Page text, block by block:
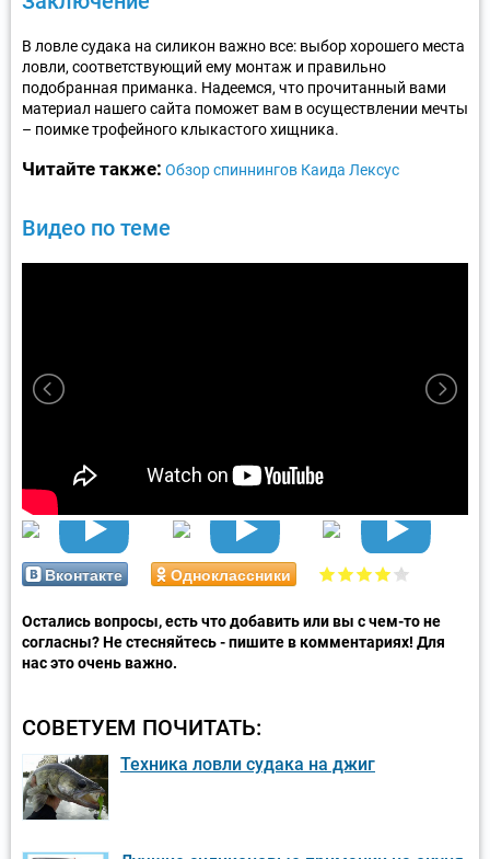
В ловле судака на силикон важно все: выбор хорошего места
ловли, соответствующий ему монтаж и правильно
подобранная приманка. Надеемся, что прочитанный вами
материал нашего сайта поможет вам в осуществлении мечты
– поимке трофейного клыкастого хищника.
Читайте также: Обзор спиннингов Каида Лексус
Видео по теме
Вконтакте Одноклассники
Остались вопросы, есть что добавить или вы с чем-то не
согласны? Не стесняйтесь - пишите в комментариях! Для
нас это очень важно.
СОВЕТУЕМ ПОЧИТАТЬ:
Техника ловли судака на джиг